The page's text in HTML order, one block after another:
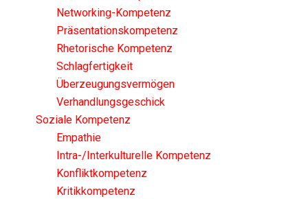
Networking-Kompetenz
Präsentationskompetenz
Rhetorische Kompetenz
Schlagfertigkeit
Überzeugungsvermögen
Verhandlungsgeschick
Soziale Kompetenz
Empathie
Intra-/Interkulturelle Kompetenz
Konfliktkompetenz
Kritikkompetenz